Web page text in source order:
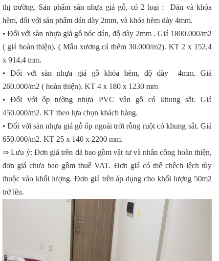
thị trường. Sản phẩm sàn nhựa giả gỗ, có 2 loại : Dán và khóa
hèm, đối với sản phẩm dán dày 2mm, và khóa hèm dày 4mm.
• Đối với sàn nhựa giả gỗ bóc dán, độ dày 2mm . Giá 1800.000/m2
( giá hoàn thiện). ( Mẫu xương cá thêm 30.000/m2). KT 2 x 152,4
x 914,4 mm.
• Đối với sàn nhựa giả gỗ khóa hèm, độ dày 4mm. Giá
260.000/m2 ( hoàn thiện). KT 4 x 180 x 1230 mm
• Đối với ốp tường nhựa PVC vân gỗ có khung sắt. Giá
450.000/m2. KT theo lựa chọn khách hàng.
• Đối với sàn nhựa giả gỗ ốp ngoài trời rỗng ruột có khung sắt. Giá
650.000/m2. KT 25 x 140 x 2200 mm.
⇒ Lưu ý: Đơn giá trên đã bao gồm vật tư và nhân công hoàn thiện,
đơn giá chưa bao gồm thuế VAT. Đơn giá có thể chêch lệch tùy
thuộc vào khối lượng. Đơn giá trên áp dụng cho khối lượng 50m2
trở lên.